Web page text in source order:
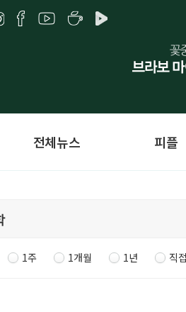
전체뉴스 피플
1주 1개월 1년 직